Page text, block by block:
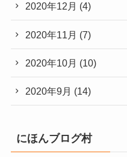
2020年12月 (4)
2020年11月 (7)
2020年10月 (10)
2020年9月 (14)
にほんブログ村